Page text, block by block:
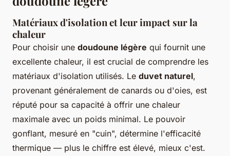
Matériaux d'isolation et leur impact sur la
chaleur
Pour choisir une doudoune légère qui fournit une
excellente chaleur, il est crucial de comprendre les
matériaux d'isolation utilisés. Le duvet naturel,
provenant généralement de canards ou d'oies, est
réputé pour sa capacité à offrir une chaleur
maximale avec un poids minimal. Le pouvoir
gonflant, mesuré en "cuin", détermine l'efficacité
thermique — plus le chiffre est élevé, mieux c'est.